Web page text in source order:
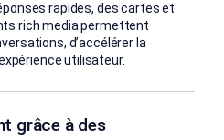
rapides, des cartes et
rich media permettent
d’accélérer la
utilisateur.
grâce à des